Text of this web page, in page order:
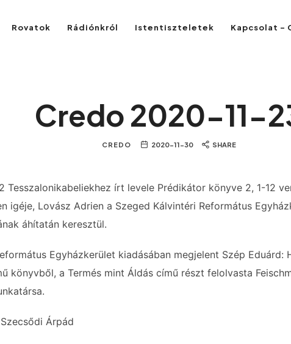
Rovatok Rádiónkról Istentiszteletek Kapcsolat –
Credo 2020-11-
CREDO 2020-11-30 SHARE
Tesszalonikabeliekhez írt levele Prédikátor könyve 2, 1-12
igéje, Lovász Adrien a Szeged Kálvintéri Református
áhítatán keresztül.
Egyházkerület kiadásában megjelent Szép Eduárd:
könyvből, a Termés mint Áldás című részt felolvasta
Árpád